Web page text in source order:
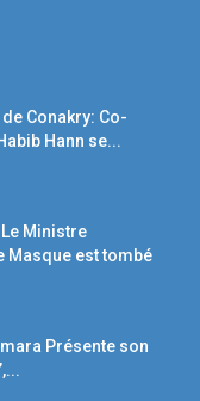
Conakry: Co-
Hann se...
Ministre
Masque est tombé
Présente son